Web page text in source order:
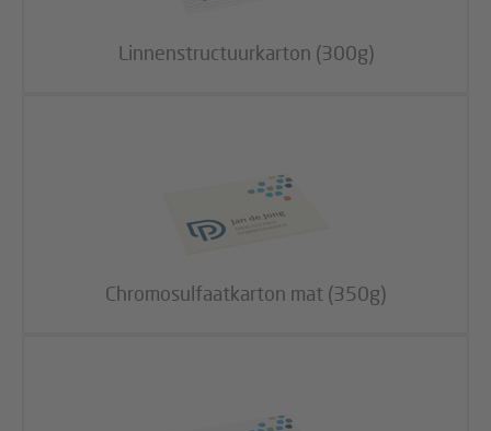
Linnenstructuurkarton (300g)
Chromosulfaatkarton mat (350g)